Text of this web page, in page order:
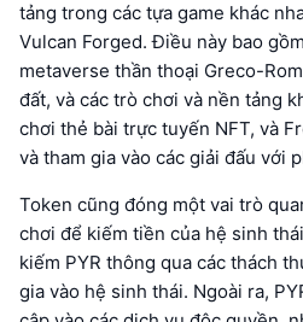
tảng trong các tựa game khác
Vulcan Forged. Điều này bao
metaverse thần thoại Greco-
đất, và các trò chơi và nền tảng
chơi thẻ bài trực tuyến NFT, và
và tham gia vào các giải đấu với
Token cũng đóng một vai trò
chơi để kiếm tiền của hệ sinh
kiếm PYR thông qua các thách
gia vào hệ sinh thái. Ngoài ra,